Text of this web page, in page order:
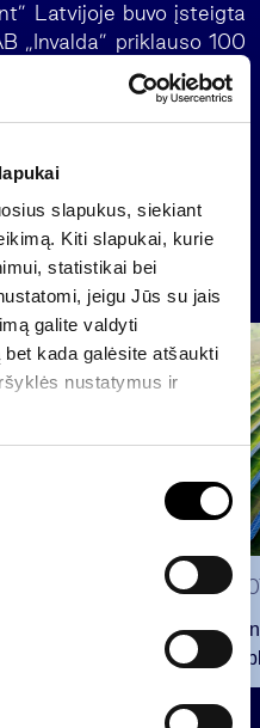
slapukus, siekiant
Kiti slapukai, kurie
statistikai bei
jeigu Jūs su jais
galite valdyti
kada galėsite atšaukti
nustatymus ir
Latvijoje buvo įsteigta
„Invalda” priklauso 100
akcijų.
Grupė
informacija
2026
INVL
viešą
12
planavo